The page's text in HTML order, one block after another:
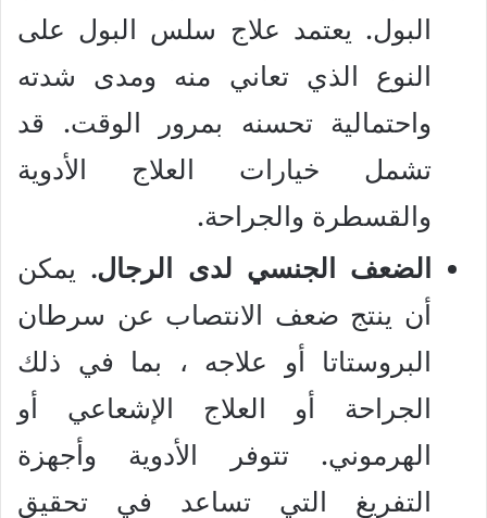
البول. يعتمد علاج سلس البول على
النوع الذي تعاني منه ومدى شدته
واحتمالية تحسنه بمرور الوقت. قد
تشمل خيارات العلاج الأدوية
والقسطرة والجراحة.
الضعف الجنسي لدى الرجال. يمكن
أن ينتج ضعف الانتصاب عن سرطان
البروستاتا أو علاجه ، بما في ذلك
الجراحة أو العلاج الإشعاعي أو
الهرموني. تتوفر الأدوية وأجهزة
التفريغ التي تساعد في تحقيق